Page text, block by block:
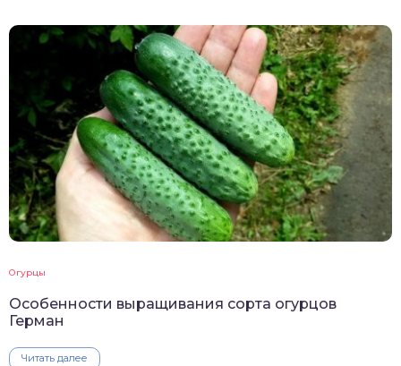
Огурцы
Особенности выращивания сорта огурцов
Герман
Читать далее